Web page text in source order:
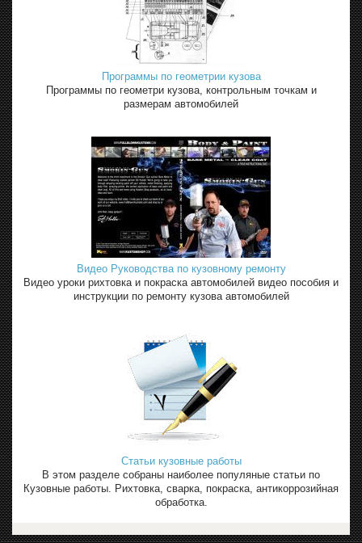
Программы по геометрии кузова
Программы по геометри кузова, контрольным точкам и
размерам автомобилей
Видео Руководства по кузовному ремонту
Видео уроки рихтовка и покраска автомобилей видео пособия и
инструкции по ремонту кузова автомобилей
Статьи кузовные работы
В этом разделе собраны наиболее популяные статьи по
Кузовные работы. Рихтовка, сварка, покраска, антикоррозийная
обработка.